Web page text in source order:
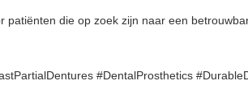
patiënten die op zoek zijn naar een
#DentalProsthetics